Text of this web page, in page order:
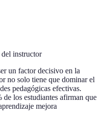
instructor
un factor decisivo en la
no solo tiene que dominar el
pedagógicas efectivas.
de los estudiantes afirman que
mejora